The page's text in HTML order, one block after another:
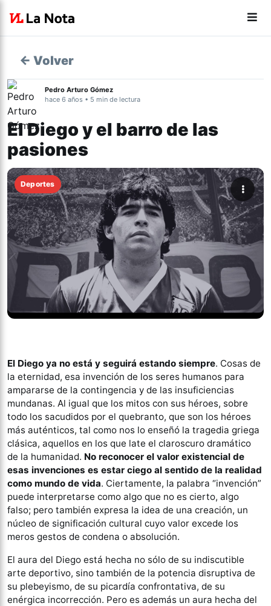
← Volver
Pedro Arturo Gómez
hace 6 años • 5 min de lectura
El Diego y el barro de las
pasiones
Deportes
El Diego ya no está y seguirá estando siempre. Cosas de
la eternidad, esa invención de los seres humanos para
ampararse de la contingencia y de las insuficiencias
mundanas. Al igual que los mitos con sus héroes, sobre
todo los sacudidos por el quebranto, que son los héroes
más auténticos, tal como nos lo enseñó la tragedia griega
clásica, aquellos en los que late el claroscuro dramático
de la humanidad. No reconocer el valor existencial de
esas invenciones es estar ciego al sentido de la realidad
como mundo de vida. Ciertamente, la palabra “invención”
puede interpretarse como algo que no es cierto, algo
falso; pero también expresa la idea de una creación, un
núcleo de significación cultural cuyo valor excede los
meros gestos de condena o absolución.
El aura del Diego está hecha no sólo de su indiscutible
arte deportivo, sino también de la potencia disruptiva de
su plebeyismo, de su picardía confrontativa, de su
enérgica incorrección. Pero es además un aura hecha del